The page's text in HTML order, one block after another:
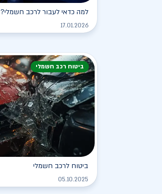
למה כדאי לעבור לרכב חשמלי?
17.01.2026
ביטוח רכב חשמלי
ביטוח לרכב חשמלי
05.10.2025